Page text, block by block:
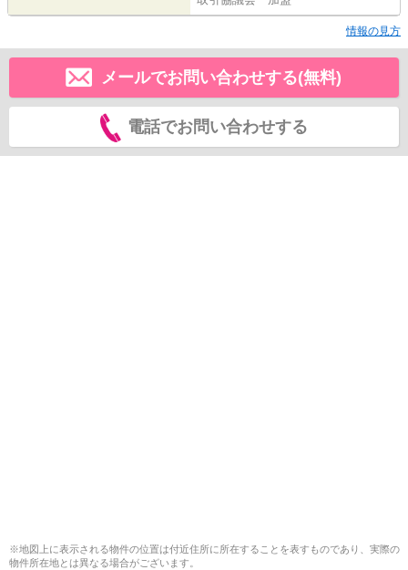
情報の見方
メールでお問い合わせする(無料)
電話でお問い合わせする
※地図上に表示される物件の位置は付近住所に所在することを表すものであり、実際の
物件所在地とは異なる場合がございます。